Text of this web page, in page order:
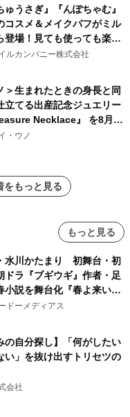
ゅうさぎ』『んぽちゃむ』
コスメ＆メイクパフがミル
登場！見ても使っても楽し
でキュートなコレクショ
ルカンパニー株式会社
＞生まれたときの身長と同
立てる出産記念ジュエリー
Necklace』 を8月14
・ウノ
をもっと見る
もっと見る
水川かたまり 初舞台・初
ドラ『ブギウギ』作者・足
小説を舞台化『春よ来い、
』キービジュアル解禁！
ドーメディアス
の自分探し】「何がしたい
い」を抜け出すトリセツの
会社